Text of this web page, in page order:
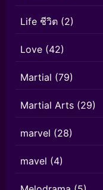
Life ชีวิต (2)
Love (42)
Martial (79)
Martial Arts (29)
marvel (28)
mavel (4)